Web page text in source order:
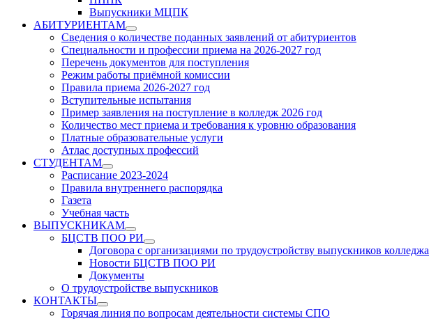
Выпускники МЦПК
АБИТУРИЕНТАМ
Show
sub
menu
Сведения о количестве поданных заявлений от абитуриентов
Специальности и профессии приема на 2026-2027 год
Перечень документов для поступления
Режим работы приёмной комиссии
Правила приема 2026-2027 год
Вступительные испытания
Пример заявления на поступление в колледж 2026 год
Количество мест приема и требования к уровню образования
Платные образовательные услуги
Атлас доступных профессий
СТУДЕНТАМ
Show
sub
menu
Расписание 2023-2024
Правила внутреннего распорядка
Газета
Учебная часть
ВЫПУСКНИКАМ
Show
sub
menu
БЦСТВ ПОО РИ
Show
sub
menu
Договора с организациями по трудоустройству выпускников колледжа
Новости БЦСТВ ПОО РИ
Документы
О трудоустройстве выпускников
КОНТАКТЫ
Show
sub
Горячая линия по вопросам деятельности системы СПО